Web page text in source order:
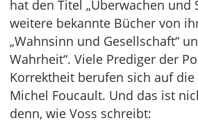
hat den Titel „Überwachen und
weitere bekannte Bücher von
„Wahnsinn und Gesellschaft“
Wahrheit“. Viele Prediger der
Korrektheit berufen sich auf
Michel Foucault. Und das ist
denn, wie Voss schreibt: